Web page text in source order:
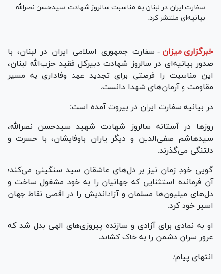
سفارت ایران در لبنان به مناسبت سالروز شهادت سیدحسن نصرالله
بیانیه‌ای منتشر کرد.
خبرگزاری میزان - سفارت جمهوری اسلامی ایران در لبنان، با
صدور بیانیه‌ای در سالروز شهادت دبیرکل فقید حزب‌الله لبنان،
این مناسبت را فرصتی برای تجدید عهد وفاداری به مسیر
مقاومت و آرمان‌های شهدا دانست.
در بیانیه سفارت ایران در بیروت آمده است:
روز‌ها در آستانه سالروز شهادت شهید سیدحسن نصرالله،
سیدهاشم صفی‌الدین و دیگر یاران باوفایشان، با حسرت و
دلتنگی می‌گذرند.
گویی خودِ زمان نیز بر دل‌های عاشقان سید سنگینی می‌کند؛
آن فرمانده استثنایی که جهانیان را به خود مشغول ساخت و
دل‌های میلیون‌ها مسلمان و آزاداندیش را در اقصی نقاط جهان
اسیر خود کرد.
او به نمادی برای آزادی و سازنده پیروزی‌های الهی بدل شد که
غرور سران دشمن را به خاک کشاند.
انتهای پیام/